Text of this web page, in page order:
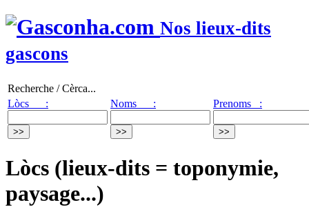
Nos lieux-dits
gascons
Recherche / Cèrca...
Lòcs :
Noms : Prenoms :
Lòcs (lieux-dits = toponymie,
paysage...)